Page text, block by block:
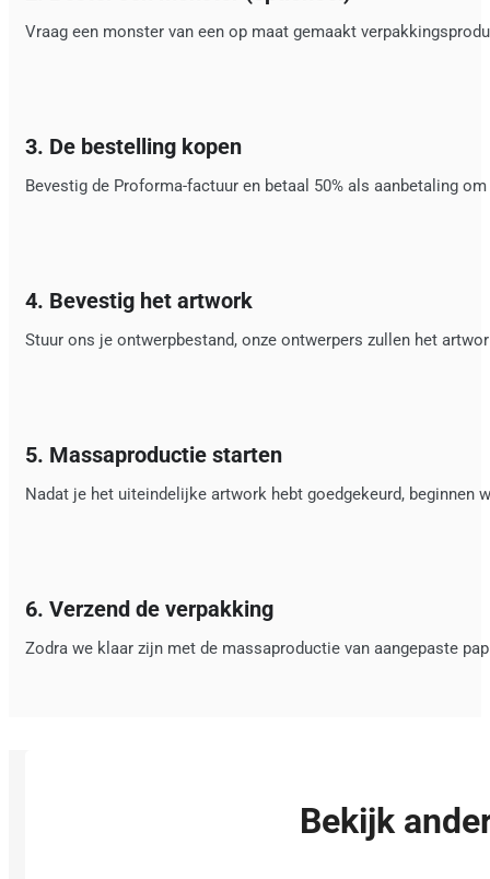
Vraag een monster van een op maat gemaakt
3. De bestelling kopen
Bevestig de Proforma-factuur en betaal 50% als aanbetaling
4. Bevestig het artwork
Stuur ons je ontwerpbestand, onze ontwerpers zullen het
5. Massaproductie starten
Nadat je het uiteindelijke artwork hebt goedgekeurd, beginnen
6. Verzend de verpakking
Zodra we klaar zijn met de massaproductie van aangepaste
Bekijk